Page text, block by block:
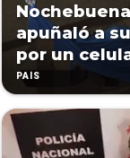
apuñaló a
por un
PAÍS